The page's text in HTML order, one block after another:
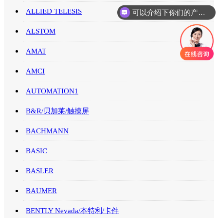
ALLIED TELESIS
ALSTOM
AMAT
AMCI
AUTOMATION1
B&R/贝加莱/触摸屏
BACHMANN
BASIC
BASLER
BAUMER
BENTLY Nevada/本特利/卡件
可以介绍下你们的产品么